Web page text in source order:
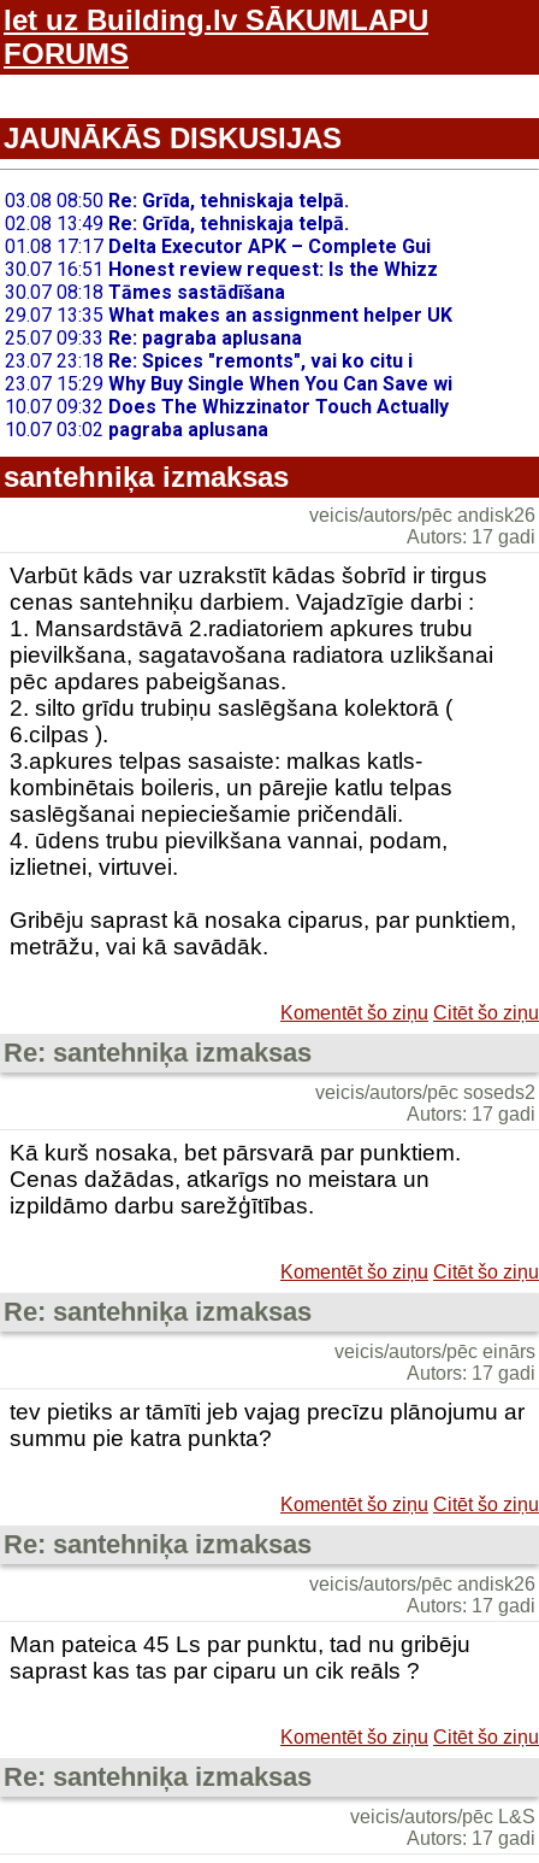
Iet uz Building.lv SĀKUMLAPU
FORUMS
JAUNĀKĀS DISKUSIJAS
santehniķa izmaksas
veicis/autors/pēc andisk26
Autors: 17 gadi
Varbūt kāds var uzrakstīt kādas šobrīd ir tirgus
cenas santehniķu darbiem. Vajadzīgie darbi :
1. Mansardstāvā 2.radiatoriem apkures trubu
pievilkšana, sagatavošana radiatora uzlikšanai
pēc apdares pabeigšanas.
2. silto grīdu trubiņu saslēgšana kolektorā (
6.cilpas ).
3.apkures telpas sasaiste: malkas katls-
kombinētais boileris, un pārejie katlu telpas
saslēgšanai nepieciešamie pričendāli.
4. ūdens trubu pievilkšana vannai, podam,
izlietnei, virtuvei.
Gribēju saprast kā nosaka ciparus, par punktiem,
metrāžu, vai kā savādāk.
Komentēt šo ziņu Citēt šo ziņu
Re: santehniķa izmaksas
veicis/autors/pēc soseds2
Autors: 17 gadi
Kā kurš nosaka, bet pārsvarā par punktiem.
Cenas dažādas, atkarīgs no meistara un
izpildāmo darbu sarežģītības.
Komentēt šo ziņu Citēt šo ziņu
Re: santehniķa izmaksas
veicis/autors/pēc einārs
Autors: 17 gadi
tev pietiks ar tāmīti jeb vajag precīzu plānojumu ar
summu pie katra punkta?
Komentēt šo ziņu Citēt šo ziņu
Re: santehniķa izmaksas
veicis/autors/pēc andisk26
Autors: 17 gadi
Man pateica 45 Ls par punktu, tad nu gribēju
saprast kas tas par ciparu un cik reāls ?
Komentēt šo ziņu Citēt šo ziņu
Re: santehniķa izmaksas
veicis/autors/pēc L&S
Autors: 17 gadi